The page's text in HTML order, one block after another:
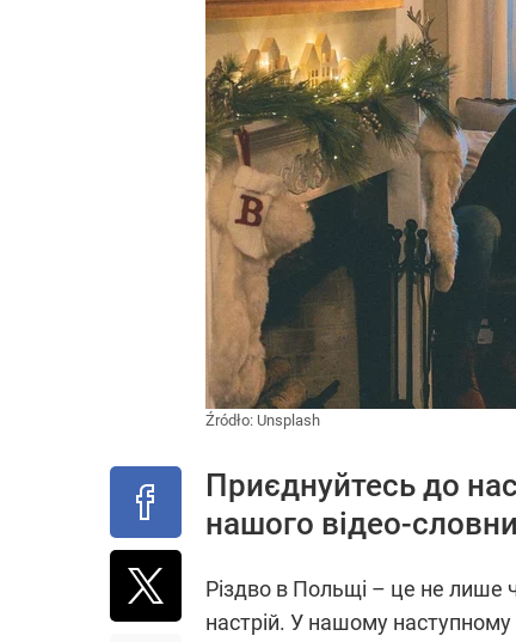
Źródło: Unsplash
Приєднуйтесь до
нашого відео-
Різдво в Польщі – це не лише
настрій. У нашому наступному